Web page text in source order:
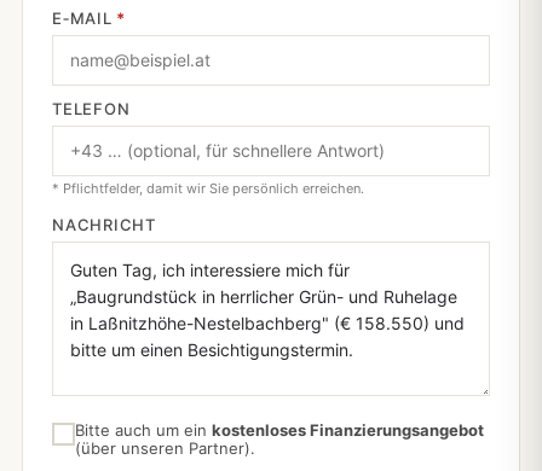
E‑MAIL *
TELEFON
* Pflichtfelder, damit wir Sie persönlich erreichen.
NACHRICHT
Bitte auch um ein kostenloses Finanzierungsangebot
(über unseren Partner).